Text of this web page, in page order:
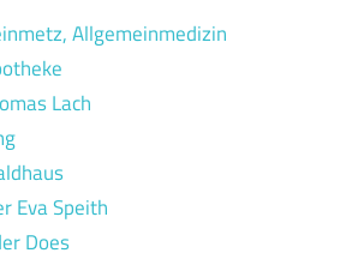
Allgemeinmedizin
Lach
Eva Speith
Does